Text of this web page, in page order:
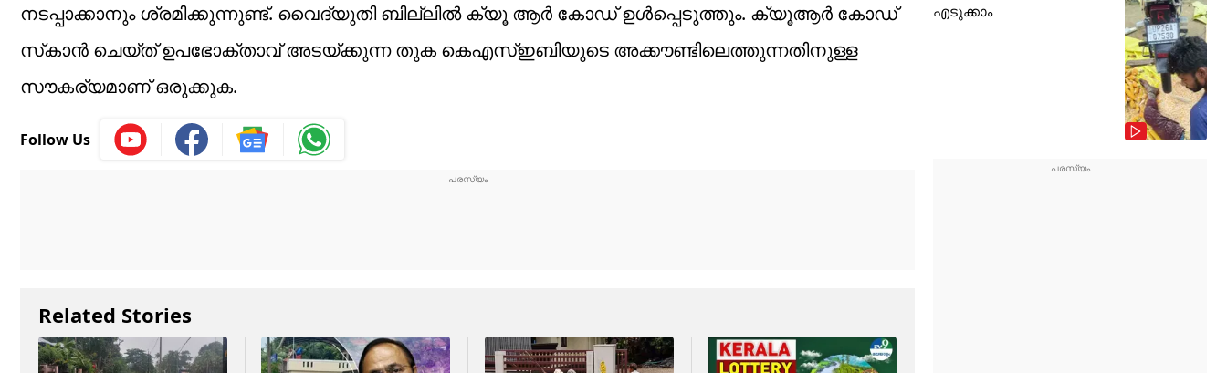
നടപ്പാക്കാനും ശ്രമിക്കുന്നുണ്ട്‌. വൈദ്യുതി ബില്ലിൽ ക്യൂ ആർ കോഡ്‌ ഉൾപ്പെടുത്തും. ക്യൂആർ കോഡ്‌
സ്‌കാൻ ചെയ്‌ത്‌ ഉപഭോക്താവ്‌ അടയ്‌ക്കുന്ന തുക കെഎസ്‌ഇബിയുടെ അക്കൗണ്ടിലെത്തുന്നതിനുള്ള
സൗകര്യമാണ്‌ ഒരുക്കുക.
Follow Us
Related Stories
എടുക്കാം